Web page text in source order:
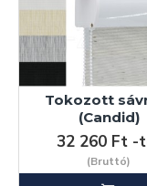
csavarral rögzítünk.
Válogasson széles
meg sávrolóját
Amennyiben
keressen
menüpont alatt
Tokozott
(Candid)
32 260 Ft -
(Bruttó)